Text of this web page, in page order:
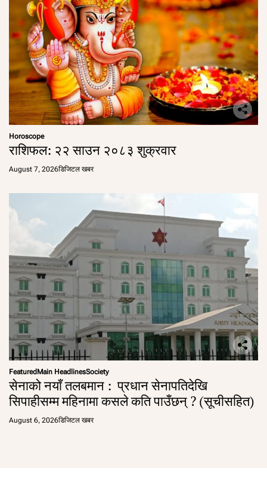
Horoscope
राशिफल: २२ साउन २०८३ शुक्रवार
August 7, 2026डिजिटल खबर
FeaturedMain HeadlinesSociety
सेनाको नयाँ तलबमान : प्रधान सेनापतिदेखि
सिपाहीसम्म महिनामा कसले कति पाउँछन् ? (सूचीसहित)
August 6, 2026डिजिटल खबर